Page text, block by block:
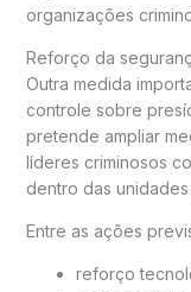
organizações
Reforço da
Outra medida
controle sobre
pretende ampliar
líderes criminosos
dentro das unidades
Entre as ações
reforço